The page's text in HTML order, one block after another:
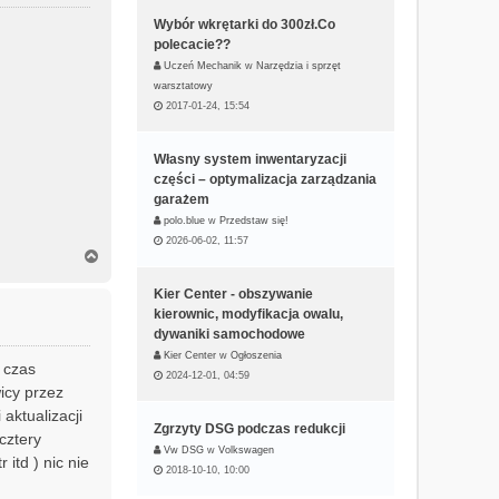
przez
aktualizacji
itd ) nic nie
Wybór wkrętarki do 300zł.Co
polecacie??
Uczeń Mechanik w Narzędzia i sprzęt
warsztatowy
2017-01-24, 15:54
Własny system inwentaryzacji
części – optymalizacja zarządzania
garażem
polo.blue w Przedstaw się!
2026-06-02, 11:57
Kier Center - obszywanie
kierownic, modyfikacja owalu,
dywaniki samochodowe
Kier Center w Ogłoszenia
2024-12-01, 04:59
Zgrzyty DSG podczas redukcji
Vw DSG w Volkswagen
2018-10-10, 10:00